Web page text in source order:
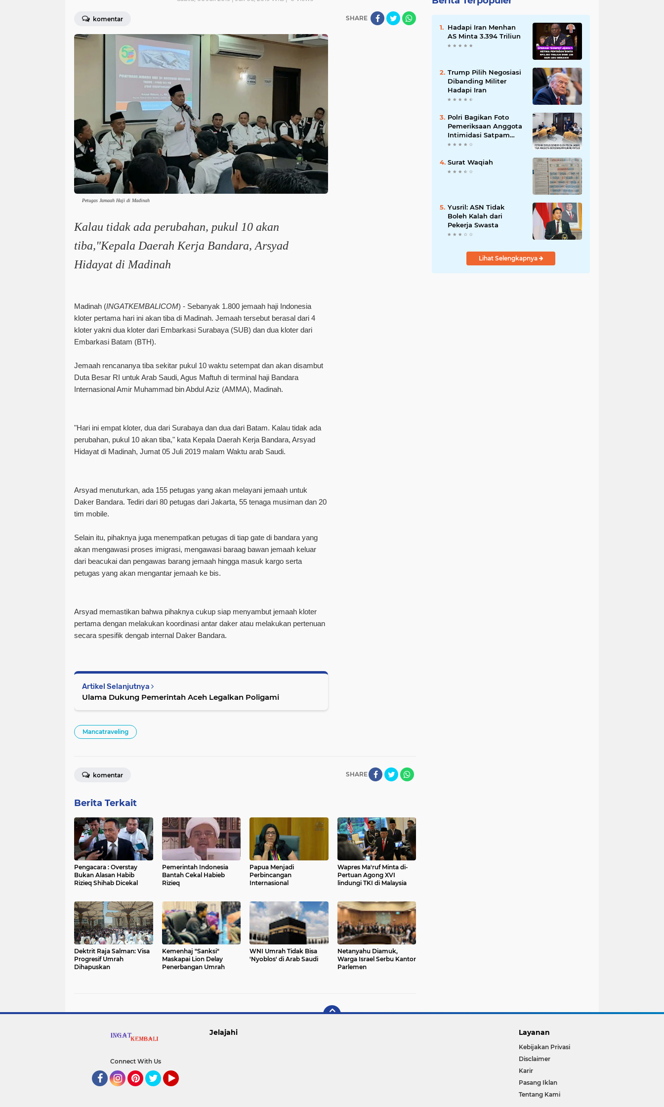
komentar SHARE
Petugas Jamaah Haji di Madinah
Kalau tidak ada perubahan, pukul 10 akan
tiba,"Kepala Daerah Kerja Bandara, Arsyad
Hidayat di Madinah
Madinah (INGATKEMBALICOM) - Sebanyak 1.800 jemaah haji Indonesia
kloter pertama hari ini akan tiba di Madinah. Jemaah tersebut berasal dari 4
kloter yakni dua kloter dari Embarkasi Surabaya (SUB) dan dua kloter dari
Embarkasi Batam (BTH).
Jemaah rencananya tiba sekitar pukul 10 waktu setempat dan akan disambut
Duta Besar RI untuk Arab Saudi, Agus Maftuh di terminal haji Bandara
Internasional Amir Muhammad bin Abdul Aziz (AMMA), Madinah.
"Hari ini empat kloter, dua dari Surabaya dan dua dari Batam. Kalau tidak ada
perubahan, pukul 10 akan tiba," kata Kepala Daerah Kerja Bandara, Arsyad
Hidayat di Madinah, Jumat 05 Juli 2019 malam Waktu arab Saudi.
Arsyad menuturkan, ada 155 petugas yang akan melayani jemaah untuk
Daker Bandara. Tediri dari 80 petugas dari Jakarta, 55 tenaga musiman dan 20
tim mobile.
Selain itu, pihaknya juga menempatkan petugas di tiap gate di bandara yang
akan mengawasi proses imigrasi, mengawasi baraag bawan jemaah keluar
dari beacukai dan pengawas barang jemaah hingga masuk kargo serta
petugas yang akan mengantar jemaah ke bis.
Arsyad memastikan bahwa pihaknya cukup siap menyambut jemaah kloter
pertama dengan melakukan koordinasi antar daker atau melakukan pertenuan
secara spesifik dengab internal Daker Bandara.
Artikel Selanjutnya
Ulama Dukung Pemerintah Aceh Legalkan Poligami
Mancatraveling
SHARE
komentar
Berita Terkait
Pengacara : Overstay
Bukan Alasan Habib
Rizieq Shihab Dicekal
Pemerintah Indonesia
Bantah Cekal Habieb
Rizieq
Papua Menjadi
Perbincangan
Internasional
Wapres Ma'ruf Minta di-
Pertuan Agong XVI
lindungi TKI di Malaysia
Dektrit Raja Salman: Visa
Progresif Umrah
Dihapuskan
Kemenhaj "Sanksi"
Maskapai Lion Delay
Penerbangan Umrah
WNI Umrah Tidak Bisa
'Nyoblos' di Arab Saudi
Netanyahu Diamuk,
Warga Israel Serbu Kantor
Parlemen
Hadapi Iran Menhan
AS Minta 3.394 Triliun
Trump Pilih Negosiasi
Dibanding Militer
Hadapi Iran
Polri Bagikan Foto
Pemeriksaan Anggota
Intimidasi Satpam
MRT
Surat Waqiah
Yusril: ASN Tidak
Boleh Kalah dari
Pekerja Swasta
Lihat Selengkapnya
Connect With Us
Jelajahi Layanan
Kebijakan Privasi
Disclaimer
Karir
Pasang Iklan
Tentang Kami